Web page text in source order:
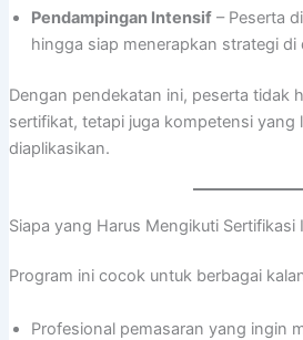
Pendampingan Intensif– Peserta
hingga siap menerapkan strategi di
Dengan pendekatan ini, peserta tidak
sertifikat, tetapi juga kompetensi yang
diaplikasikan.
Siapa yang Harus Mengikuti Sertifikasi
Program ini cocok untuk berbagai
Profesional pemasaran yang ingin